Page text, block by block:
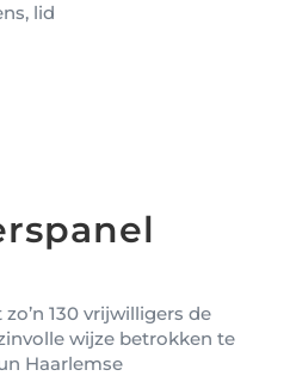
lid
130 vrijwilligers de
wijze betrokken te
Haarlemse